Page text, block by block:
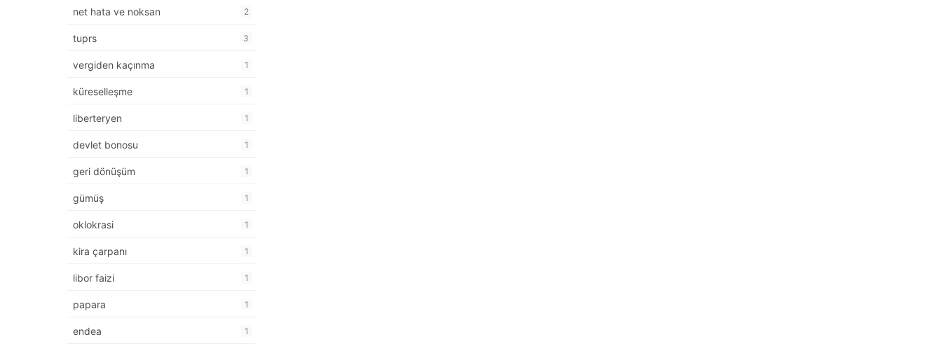
net hata ve noksan 2
tuprs 3
vergiden kaçınma 1
küreselleşme 1
liberteryen 1
devlet bonosu 1
geri dönüşüm 1
gümüş 1
oklokrasi 1
kira çarpanı 1
libor faizi 1
papara 1
endea 1